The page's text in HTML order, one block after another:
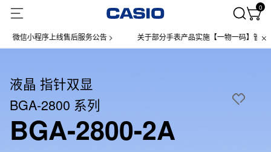
0
信小程序上线售后服务公告 > 关于部分手表产品实施【一物一码】管理的公
液晶 指针双显
BGA-2800 系列
BGA-2800-2A